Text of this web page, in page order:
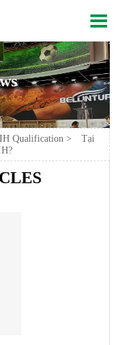

Qualification >
Tại